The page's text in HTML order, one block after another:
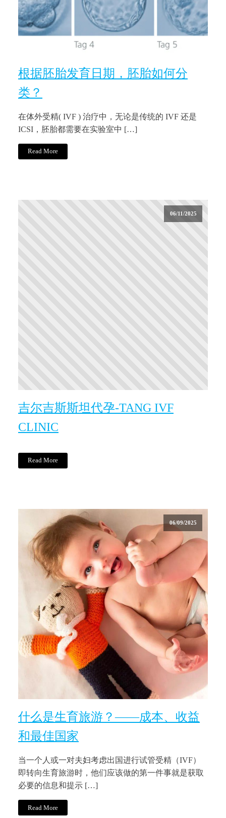
根据胚胎发育日期，胚胎如何分
类？
在体外受精( IVF ) 治疗中，无论是传统的 IVF 还是
ICSI，胚胎都需要在实验室中 […]
Read More
06/11/2025
吉尔吉斯斯坦代孕-TANG IVF
CLINIC
Read More
06/09/2025
什么是生育旅游？——成本、收益
和最佳国家
当一个人或一对夫妇考虑出国进行试管受精（IVF）
即转向生育旅游时，他们应该做的第一件事就是获取
必要的信息和提示 […]
Read More